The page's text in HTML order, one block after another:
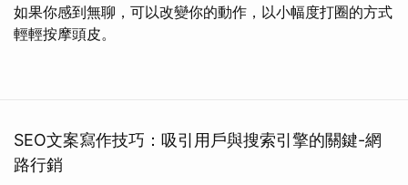
如果你感到無聊，可以改變你的動作，以小幅度打圈的方式
輕輕按摩頭皮。
SEO文案寫作技巧：吸引用戶與搜索引擎的關鍵-網
路行銷